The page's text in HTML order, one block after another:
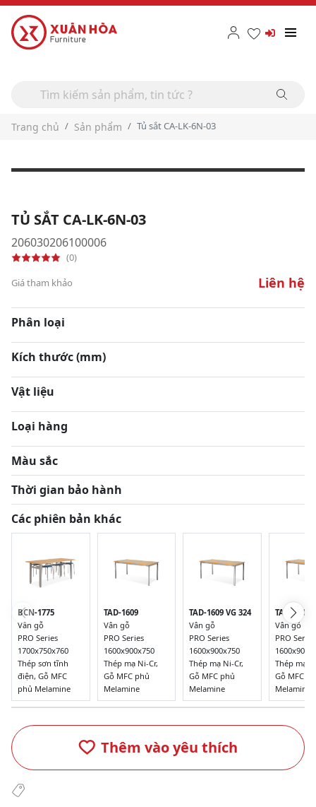
Trang chủ Sản phẩm Tủ sắt CA-LK-6N-03
TỦ SẮT CA-LK-6N-03
206030206100006
(0)
Giá tham khảo
Liên hệ
Phân loại
Kích thước (mm)
Vật liệu
Loại hàng
Màu sắc
Thời gian bảo hành
Các phiên bản khác
BCN-1775
Vân gỗ
PRO Series
1700x750x760
Thép sơn tĩnh
điện, Gỗ MFC
phủ Melamine
TAD-1609
Vân gỗ
PRO Series
1600x900x750
Thép mạ Ni-Cr,
Gỗ MFC phủ
Melamine
TAD-1609 VG 324
Vân gỗ
PRO Series
1600x900x750
Thép mạ Ni-Cr,
Gỗ MFC phủ
Melamine
TAD-1609
Vân gỗ
PRO Series
Thép mạ
Gỗ MFC
Melamine
Thêm vào yêu thích